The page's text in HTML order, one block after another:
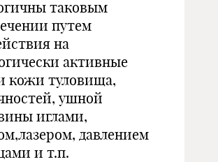
таковым
путем
на
активные
кожи туловища,
ушной
иглами,
давлением
и т.п.